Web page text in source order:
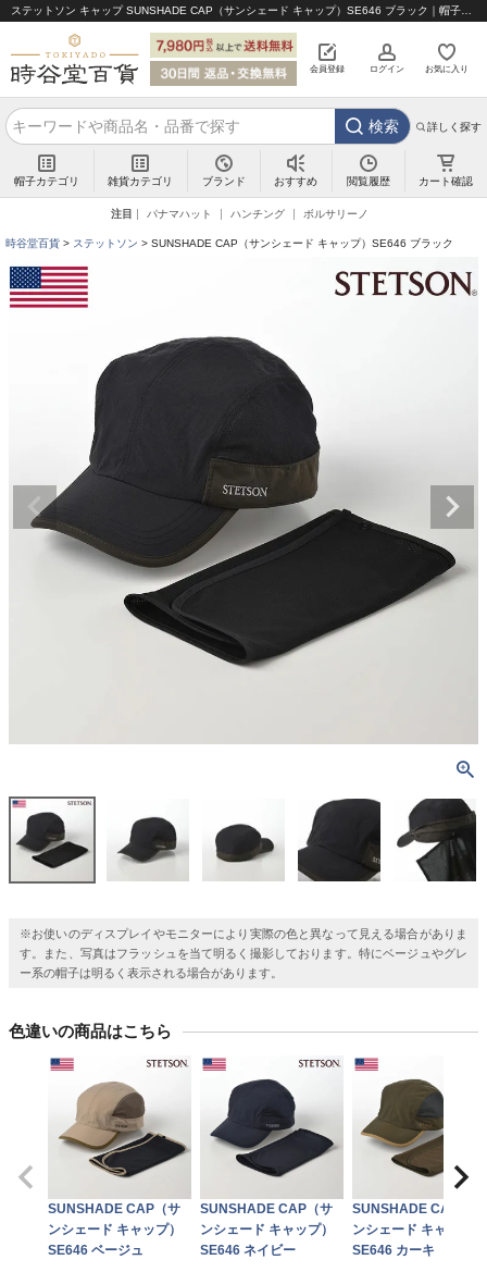
会員登録 ログイン お気に入り
検索 詳しく探す
帽子カテゴリ 雑貨カテゴリ ブランド おすすめ 閲覧履歴 カート確認
注目 パナマハット ハンチング ボルサリーノ
時谷堂百貨 ステットソン SUNSHADE CAP（サンシェード キャップ）SE646 ブラック
※お使いのディスプレイやモニターにより実際の色と異なって見える場合がありま
す。また、写真はフラッシュを当て明るく撮影しております。特にベージュやグレ
ー系の帽子は明るく表示される場合があります。
色違いの商品はこちら
SUNSHADE CAP（サ
ンシェード キャップ）
SE646 ベージュ
SUNSHADE CAP（サ
ンシェード キャップ）
SE646 ネイビー
SUNSHADE CAP（サ
ンシェード キャップ）
SE646 カーキ